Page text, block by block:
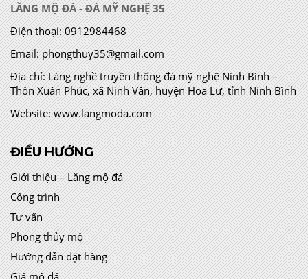
LĂNG MỘ ĐÁ - ĐÁ MỸ NGHỆ 35
Điện thoại: 0912984468
Email: phongthuy35@gmail.com
Địa chỉ:Làng nghề truyền thống đá mỹ nghệ Ninh Bình –
Thôn Xuân Phúc, xã Ninh Vân, huyện Hoa Lư, tỉnh Ninh Bình
Website: www.langmoda.com
ĐIỀU HƯỚNG
Giới thiệu – Lăng mộ đá
Công trình
Tư vấn
Phong thủy mộ
Hướng dẫn đặt hàng
Giá mộ đá